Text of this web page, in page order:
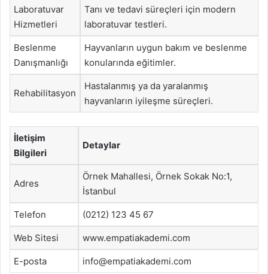
Laboratuvar
Hizmetleri
Tanı ve tedavi süreçleri için modern
laboratuvar testleri.
Beslenme
Danışmanlığı
Hayvanların uygun bakım ve beslenme
konularında eğitimler.
Rehabilitasyon
Hastalanmış ya da yaralanmış
hayvanların iyileşme süreçleri.
İletişim
Bilgileri
Detaylar
Adres
Örnek Mahallesi, Örnek Sokak No:1,
İstanbul
Telefon (0212) 123 45 67
Web Sitesi www.empatiakademi.com
E-posta info@empatiakademi.com